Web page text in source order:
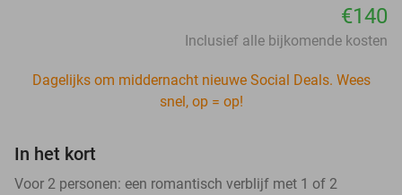
€140
Inclusief alle bijkomende kosten
Dagelijks om middernacht nieuwe Social Deals. Wees
snel, op = op!
In het kort
Voor 2 personen: een romantisch verblijf met 1 of 2